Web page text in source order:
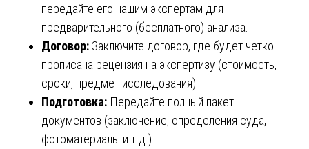
передайте его нашим экспертам для
предварительного (бесплатного) анализа.
Договор: Заключите договор, где будет четко
прописана рецензия на экспертизу (стоимость,
сроки, предмет исследования).
Подготовка: Передайте полный пакет
документов (заключение, определения суда,
фотоматериалы и т.д.).